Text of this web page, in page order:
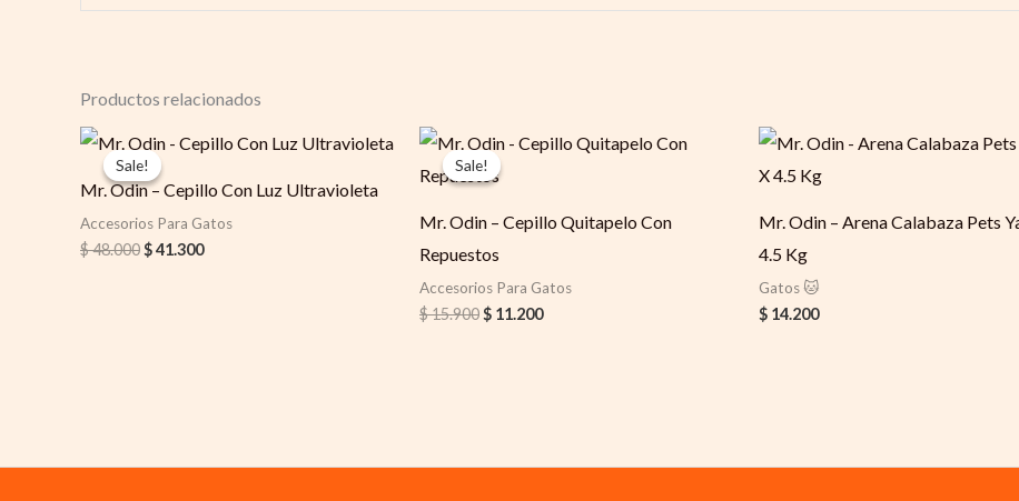
Productos relacionados
Sale!
Sale!
Mr. Odin – Cepillo Con Luz Ultravioleta
Accesorios Para Gatos
$48.000
Original
price
was:
$ 48.000.
$41.300
Current
price
$ 41.300.
Sale!
Sale!
Mr. Odin – Cepillo Quitapelo Con
Repuestos
Accesorios Para Gatos
$15.900
Original
price
was:
$ 11.200
Current
price
Mr. Odin – Arena Calabaza Pets
4.5 Kg
Gatos 🐱
$ 14.200